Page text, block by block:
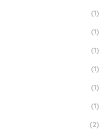
(1)
(1)
(1)
(1)
(1)
(1)
(2)